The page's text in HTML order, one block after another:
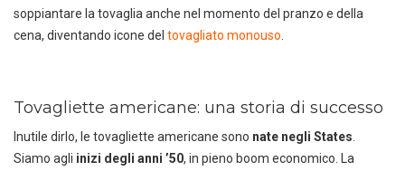
soppiantare la tovaglia anche nel momento del pranzo e della
cena, diventando icone del tovagliato monouso
Tovagliette americane: una storia di successo
Inutile dirlo, le tovagliette americane sono nate negli States
Siamo agli inizi degli anni ’50, in pieno boom economico. La